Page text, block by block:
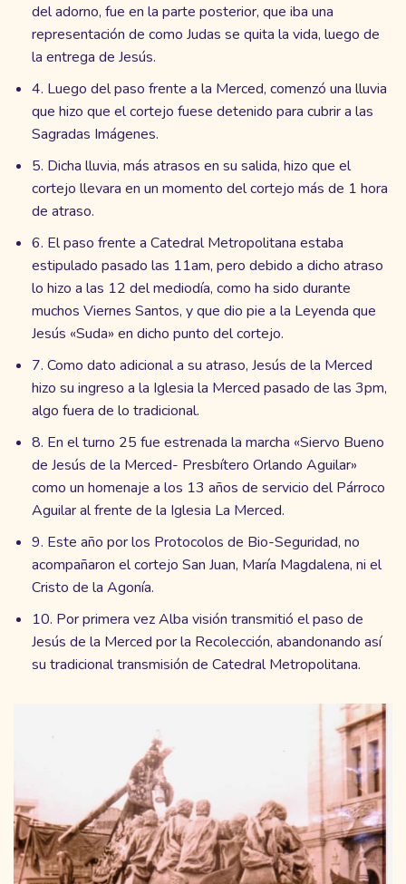
del adorno, fue en la parte posterior, que iba una
representación de como Judas se quita la vida, luego de
la entrega de Jesús.
4. Luego del paso frente a la Merced, comenzó una lluvia
que hizo que el cortejo fuese detenido para cubrir a las
Sagradas Imágenes.
5. Dicha lluvia, más atrasos en su salida, hizo que el
cortejo llevara en un momento del cortejo más de 1 hora
de atraso.
6. El paso frente a Catedral Metropolitana estaba
estipulado pasado las 11am, pero debido a dicho atraso
lo hizo a las 12 del mediodía, como ha sido durante
muchos Viernes Santos, y que dio pie a la Leyenda que
Jesús «Suda» en dicho punto del cortejo.
7. Como dato adicional a su atraso, Jesús de la Merced
hizo su ingreso a la Iglesia la Merced pasado de las 3pm,
algo fuera de lo tradicional.
8. En el turno 25 fue estrenada la marcha «Siervo Bueno
de Jesús de la Merced- Presbítero Orlando Aguilar»
como un homenaje a los 13 años de servicio del Párroco
Aguilar al frente de la Iglesia La Merced.
9. Este año por los Protocolos de Bio-Seguridad, no
acompañaron el cortejo San Juan, María Magdalena, ni el
Cristo de la Agonía.
10. Por primera vez Alba visión transmitió el paso de
Jesús de la Merced por la Recolección, abandonando así
su tradicional transmisión de Catedral Metropolitana.